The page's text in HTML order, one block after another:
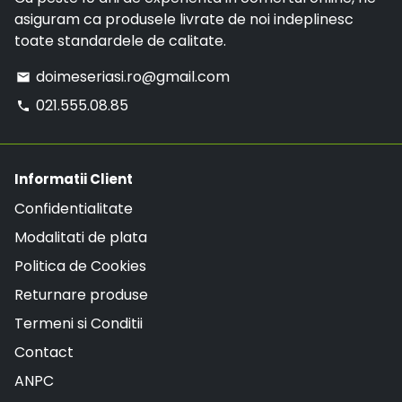
asiguram ca produsele livrate de noi indeplinesc
toate standardele de calitate.
email doimeseriasi.ro@gmail.com
phone 021.555.08.85
Informatii Client
Confidentialitate
Modalitati de plata
Politica de Cookies
Returnare produse
Termeni si Conditii
Contact
ANPC